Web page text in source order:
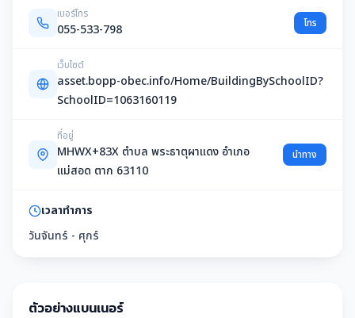
เบอร์โทร
055-533-798 โทร
เว็บไซต์
asset.bopp-obec.info/Home/BuildingBySchoolID?
SchoolID=1063160119
ที่อยู่
MHWX+83X ตำบล พระธาตุผาแดง อำเภอ
แม่สอด ตาก 63110
นำทาง
เวลาทำการ
วันจันทร์ - ศุกร์
ตัวอย่างแบนเนอร์